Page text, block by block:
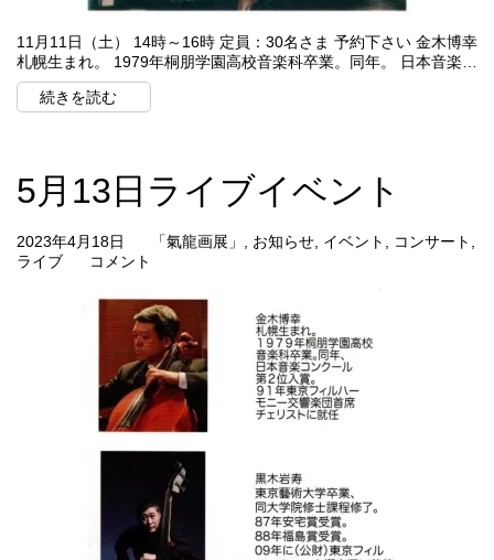
11月11日（土） 14時～16時 定員：30名さま 予約下さい 金木博幸
札幌生まれ。 1979年桐朋学園高校音楽科卒業。同年。 日本音楽…
続きを読む
5月13日ライブイベント
2023年4月18日 「氣龍画展」 お知らせ イベント コンサート
ライブ
コメント